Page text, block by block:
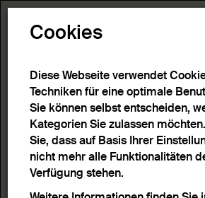
11 Ergebnisse
Start>Detailsuche>Suchergebnisse
Filter
Cookies
Diese Webseite verwendet
Techniken für eine optimale
Sie können selbst entscheiden,
Kategorien Sie zulassen
Sie, dass auf Basis Ihrer
nicht mehr alle Funktionalitäten
Verfügung stehen.